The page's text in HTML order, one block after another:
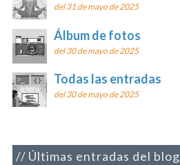
del 31 de mayo de 2025
Álbum de fotos
del 30 de mayo de 2025
Todas las entradas
del 30 de mayo de 2025
Últimas entradas del blog